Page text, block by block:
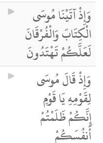
وَإِذْ آتَيْنَا مُوسَى
الْكِتَابَ وَالْفُرْقَانَ
لَعَلَّكُمْ تَهْتَدُونَ
وَإِذْ قَالَ مُوسَى
لِقَوْمِهِ يَا قَوْمِ
إِنَّكُمْ ظَلَمْتُمْ
أَنفُسَكُمْ